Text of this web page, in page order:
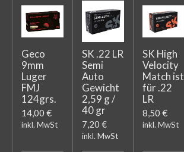
Geco
9mm
Luger
FMJ
124grs.
14,00 €
inkl. MwSt
SK .22 LR
Semi
Auto
Gewicht
2,59 g /
40 gr
7,20 €
inkl. MwSt
SK High
Velocity
Match ist
für .22
LR
8,50 €
inkl. MwSt